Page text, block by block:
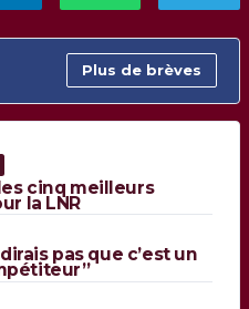
Plus de brèves
cinq meilleurs
la LNR
pas que c’est un